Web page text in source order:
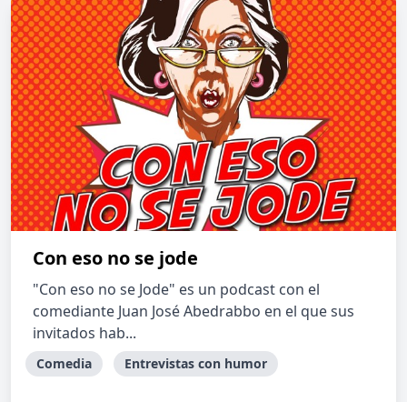
Con eso no se jode
"Con eso no se Jode" es un podcast con el
comediante Juan José Abedrabbo en el que sus
invitados hab...
Comedia Entrevistas con humor